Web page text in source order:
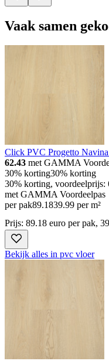
Vaak samen
Click PVC Progetto
62.43 met GAMMA
30% korting30% korting
30% korting, voordeelprijs:
met GAMMA Voordeelpas
per pak89.1839.99 per m²
Prijs: 89.18 euro per pak,
Bekijk alles in pvc vloer